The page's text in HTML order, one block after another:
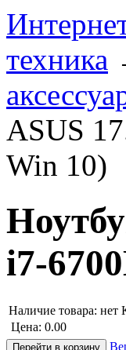
техника
ASUS
Win 10)
i7-
Наличие товара: нет
Цена: 0.00